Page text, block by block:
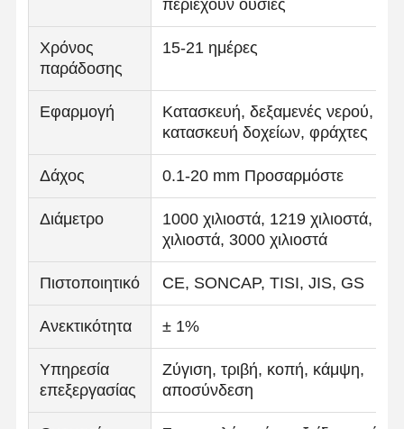
περιέχουν ουσίες
Χρόνος
παράδοσης
15-21 ημέρες
Εφαρμογή
Κατασκευή, δεξαμενές νερού,
κατασκευή δοχείων, φράχτες
Δάχος 0.1-20 mm Προσαρμόστε
Διάμετρο
1000 χιλιοστά, 1219 χιλιοστά,
χιλιοστά, 3000 χιλιοστά
Πιστοποιητικό CE, SONCAP, TISI, JIS, GS
Ανεκτικότητα ± 1%
Υπηρεσία
επεξεργασίας
Ζύγιση, τριβή, κοπή, κάμψη,
αποσύνδεση